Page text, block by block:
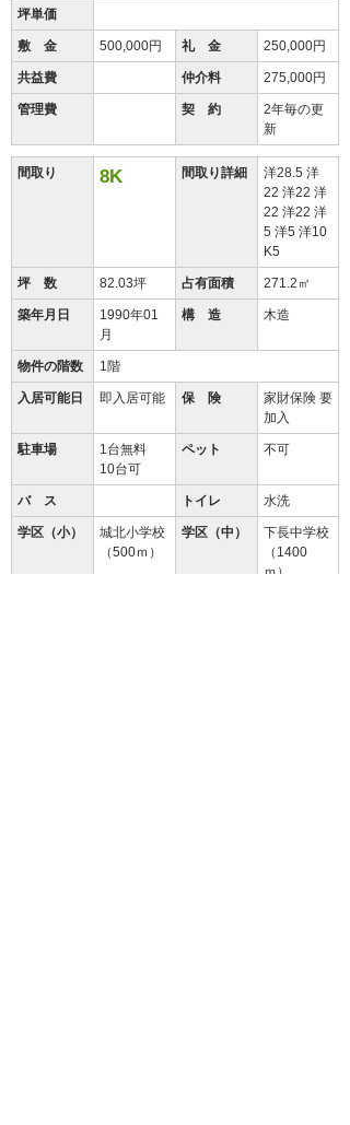
坪単価
敷 金 500,000円 礼 金 250,000円
共益費 仲介料 275,000円
管理費 契 約
2年毎の更
新
間取り 8K 間取り詳細
洋28.5 洋
22 洋22 洋
22 洋22 洋
5 洋5 洋10
K5
坪 数 82.03坪 占有面積 271.2㎡
築年月日
1990年01
月
構 造 木造
物件の階数 1階
入居可能日 即入居可能 保 険
家財保険 要
加入
駐車場
1台無料
10台可
ペット 不可
バ ス トイレ 水洗
学区（小）
城北小学校
（500ｍ）
学区（中）
下長中学校
（1400
ｍ）